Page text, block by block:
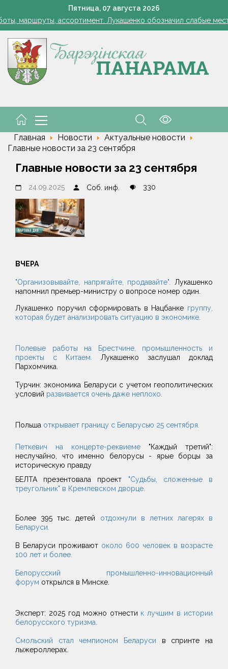
Пятница, 07 августа 2026
Лукашенко: я борюсь не за колхозы или совхозы - я борюсь
маршруты, ассортимент. Лукашенко обозначил слабые
из-за сильного ветра деревья повредили 14 машин по
преддверии профессионального праздника поздравили
Лукашенко: я борюсь не за колхозы или совхозы - я борюсь
из-за сильного ветра деревья повредили 14 машин по
Главная Новости
Актуальные новости
Главные новости за 23 сентября
Главные новости за 23 сентября
24.09.2025 Соб. инф. 330
ВЧЕРА
"Организовывайте, напрягайте, продавайте". Лукашенко
напомнил премьер-министру о вопросе номер один.
Лукашенко поручил сформировать в Нацбанке группу,
которая будет анализировать ситуацию в экономике.
Полевые работы на Брестчине, промышленность и
проекты с Китаем. Лукашенко заслушал доклад
Пархомчика.
Турчин: экономика Беларуси с учетом геополитических
условий развивается очень даже неплохо.
Польша открывает границу с Беларусью 25 сентября.
Петкевич на концерте-реквиеме "Каждый третий":
неслучайно, что именно белорусы - ярые борцы за
историческую правду
БЕЛТА презентовала проект "Судьбы, сложенные в
треугольник" в Кремлевском дворце.
Более 395 тыс. детей отдохнули в летних лагерях в
Беларуси.
В Беларуси проживают около 600 человек в возрасте
100 лет и более.
Белорусский промышленно-инновационный
форум открылся в Минске.
Эксперт: 2025 год можно отнести к лучшим в истории
белорусского туризма.
Смольский стал чемпионом Беларуси в спринте на
лыжероллерах.